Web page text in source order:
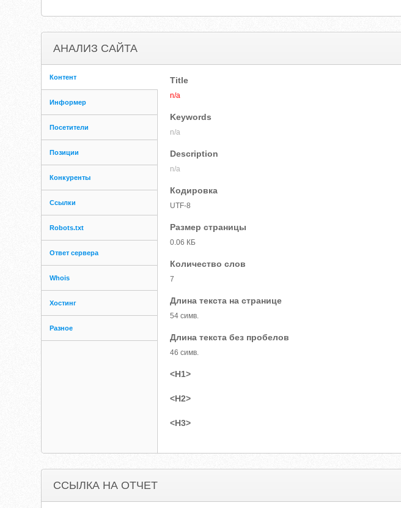
АНАЛИЗ САЙТА
Контент
Информер
Посетители
Позиции
Конкуренты
Ссылки
Robots.txt
Ответ сервера
Whois
Хостинг
Разное
Title
n/a
Keywords
n/a
Description
n/a
Кодировка
UTF-8
Размер страницы
0.06 КБ
Количество слов
7
Длина текста на странице
54 симв.
Длина текста без пробелов
46 симв.
<H1>
<H2>
<H3>
ССЫЛКА НА ОТЧЕТ